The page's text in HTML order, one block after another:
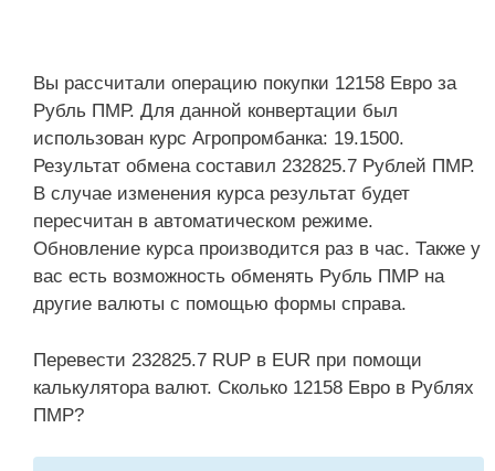
Вы рассчитали операцию покупки 12158 Евро за
Рубль ПМР. Для данной конвертации был
использован курс Агропромбанка: 19.1500.
Результат обмена составил 232825.7 Рублей ПМР.
В случае изменения курса результат будет
пересчитан в автоматическом режиме.
Обновление курса производится раз в час. Также у
вас есть возможность обменять Рубль ПМР на
другие валюты с помощью формы справа.
Перевести 232825.7 RUP в EUR при помощи
калькулятора валют. Сколько 12158 Евро в Рублях
ПМР?